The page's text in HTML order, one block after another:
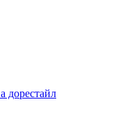
дорестайл